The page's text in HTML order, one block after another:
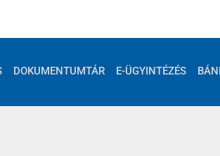
DOKUMENTUMTÁR E-ÜGYINTÉZÉS